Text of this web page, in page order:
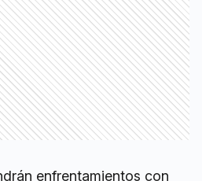
enfrentamientos con